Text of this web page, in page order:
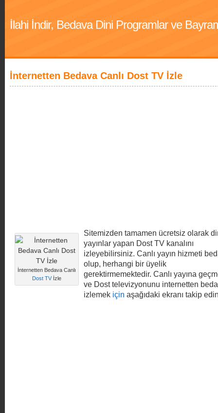
İlahi İndir, Bedava Dini Programlar ve
İnternetten Bedava Canlı Dost TV İzle
İnternetten Bedava Canlı
Dost TVİzle
Sitemizden tamamen ücretsiz olarak
yayınlar yapan Dost TV kanalını
izleyebilirsiniz. Canlı yayın hizmeti
olup, herhangi bir üyelik
gerektirmemektedir. Canlı yayına
ve Dost televizyonunu internetten
izlemek için aşağıdaki ekranı takip